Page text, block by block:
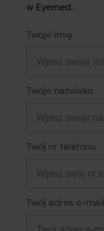
w Eyemed.
Twoje imię
Twoje nazwisko
Twój nr telefonu
Twój adres e-mail